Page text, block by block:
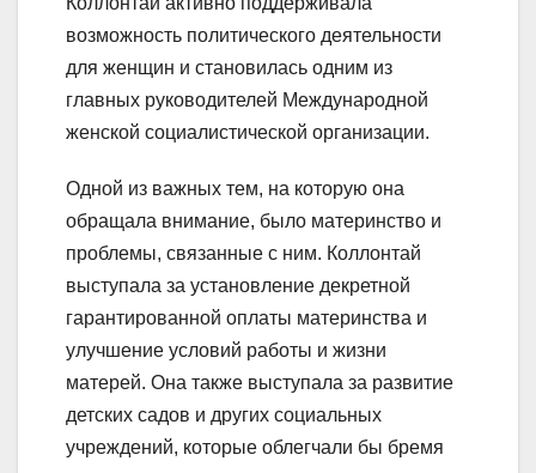
возможность политического деятельности
для женщин и становилась одним из
главных руководителей Международной
женской социалистической организации.
Одной из важных тем, на которую она
обращала внимание, было материнство и
проблемы, связанные с ним. Коллонтай
выступала за установление декретной
гарантированной оплаты материнства и
улучшение условий работы и жизни
матерей. Она также выступала за развитие
детских садов и других социальных
учреждений, которые облегчали бы бремя